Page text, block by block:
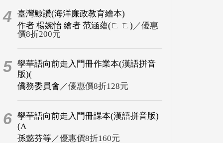
4
臺灣鯨讚(海洋廉政教育繪本)
作者 楊婉怡 繪者 范涵蘊(ㄈ ㄈ) ／優惠
價8折200元
5 學華語向前走入門冊作業本(漢語拼音
版)(
僑務委員會 ／優惠價8折128元
6 學華語向前走入門冊課本(漢語拼音版)
(A
孫懿芬等／優惠價8折160元